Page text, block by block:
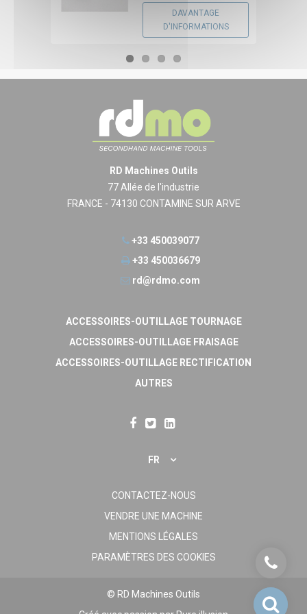
DAVANTAGE
D'INFORMATIONS
RD Machines Outils
77 Allée de l'industrie
FRANCE - 74130 CONTAMINE SUR ARVE
+33 450039077
+33 450036679
rd@rdmo.com
ACCESSOIRES-OUTILLAGE TOURNAGE
ACCESSOIRES-OUTILLAGE FRAISAGE
ACCESSOIRES-OUTILLAGE RECTIFICATION
AUTRES
FR
CONTACTEZ-NOUS
VENDRE UNE MACHINE
MENTIONS LÉGALES
PARAMÈTRES DES COOKIES
© RD Machines Outils